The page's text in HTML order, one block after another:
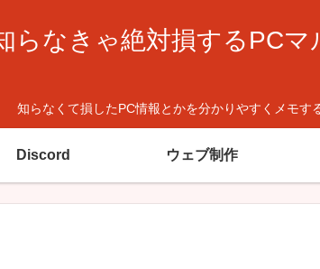
らなきゃ絶対損するPCマ
知らなくて損したPC情報とかを分かりやすくメモす
Discord ウェブ制作